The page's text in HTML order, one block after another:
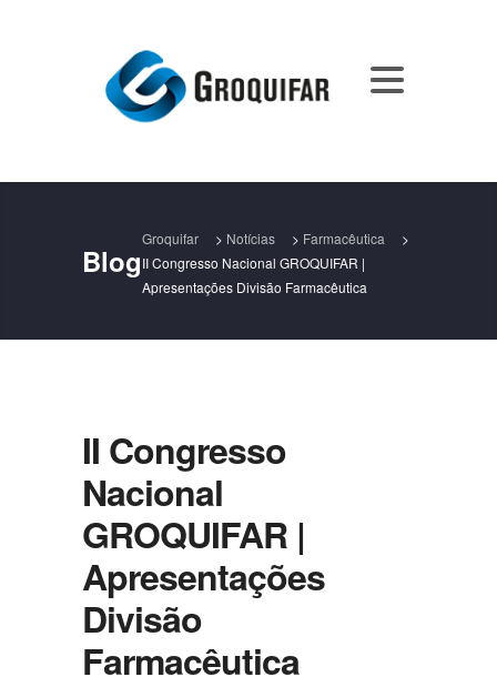
Blog
Groquifar > Notícias > Farmacêutica
>
II Congresso Nacional GROQUIFAR |
Apresentações Divisão Farmacêutica
II Congresso
Nacional
GROQUIFAR |
Apresentações
Divisão
Farmacêutica